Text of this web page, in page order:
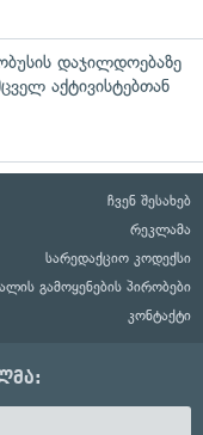
დაჯილდოებაზე
აქტივისტებთან
ჩვენ შესახებ
რეკლამა
სარედაქციო კოდექსი
გამოყენების პირობები
კონტაქტი